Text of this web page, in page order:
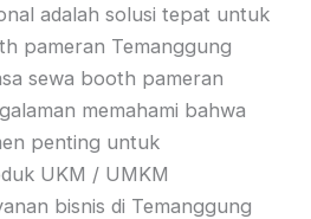
adalah solusi tepat untuk
pameran Temanggung
sewa booth pameran
memahami bahwa
penting untuk
UKM / UMKM
bisnis di Temanggung